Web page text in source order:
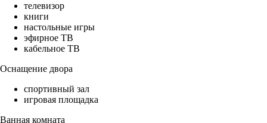
телевизор
книги
настольные игры
эфирное ТВ
кабельное ТВ
Оснащение двора
спортивный зал
игровая площадка
Ванная комната